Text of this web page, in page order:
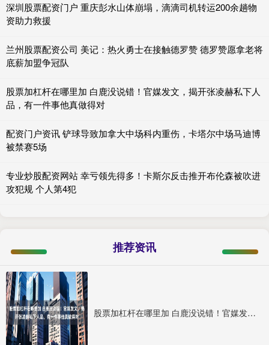
深圳股票配资门户 重庆彭水山体崩塌，滴滴司机转运200余趟物
资助力救援
兰州股票配资公司 美记：热火勇士在接触德罗赞 德罗赞愿拿老将
底薪加盟争冠队
股票加杠杆在哪里加 白鹿没说错！官媒发文，揭开张凌赫私下人
品，有一件事他真做得对
配资门户资讯 铲球导致加拿大中场科内重伤，卡塔尔中场马迪博
被禁赛5场
专业炒股配资网站 幸亏领先得多！卡斯尔反击推开布伦森被吹进
攻犯规 个人第4犯
推荐资讯
股票加杠杆在哪里加 白鹿没说错！官媒发文，揭开张凌赫私下人品，有一件事他真做得对